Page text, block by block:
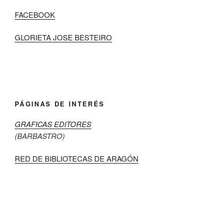
FACEBOOK
GLORIETA JOSE BESTEIRO
PÁGINAS DE INTERÉS
GRAFICAS EDITORES
(BARBASTRO)
RED DE BIBLIOTECAS DE ARAGÓN